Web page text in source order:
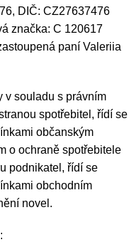
DIČ: CZ27637476
značka: C 120617
paní Valeriia
v souladu s právním
spotřebitel, řídí se
občanským
o ochraně spotřebitele
podnikatel, řídí se
obchodním
novel.